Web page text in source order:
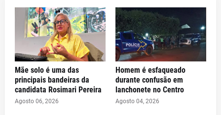
Mãe solo é uma das
principais bandeiras da
candidata Rosimari Pereira
Agosto 06, 2026
Homem é esfaqueado
durante confusão em
lanchonete no Centro
Agosto 04, 2026